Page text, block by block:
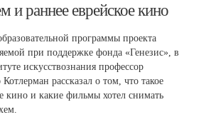
раннее еврейское кино
программы проекта
при поддержке фонда «Генезис», в
искусствознания профессор
рассказал о том, что такое
кино и какие фильмы хотел снимать